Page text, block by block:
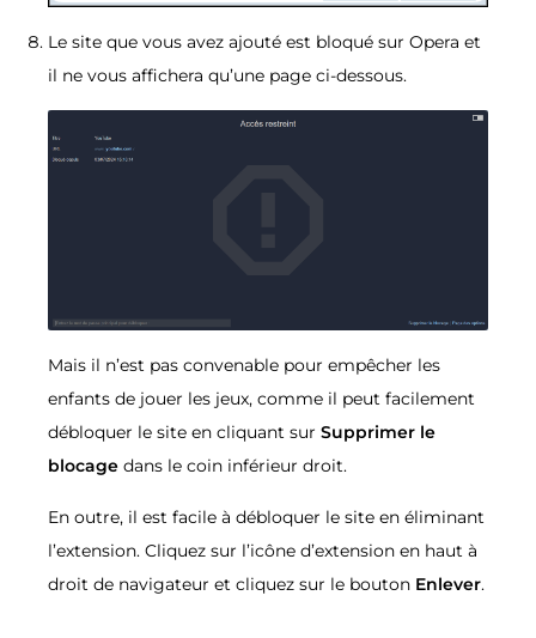
Le site que vous avez ajouté est bloqué sur Opera et
il ne vous affichera qu’une page ci-dessous.
Mais il n’est pas convenable pour empêcher les
enfants de jouer les jeux, comme il peut facilement
débloquer le site en cliquant sur Supprimer le
blocage dans le coin inférieur droit.
En outre, il est facile à débloquer le site en éliminant
l’extension. Cliquez sur l’icône d’extension en haut à
droit de navigateur et cliquez sur le bouton Enlever.